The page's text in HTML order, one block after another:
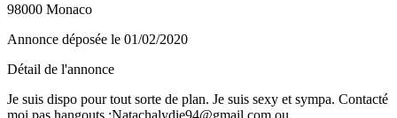
98000 Monaco
Annonce déposée le 01/02/2020
Détail de l'annonce
Je suis dispo pour tout sorte de plan. Je suis sexy et sympa. Contacté
moi pas hangouts :Natachalydie94@gmail.com ou